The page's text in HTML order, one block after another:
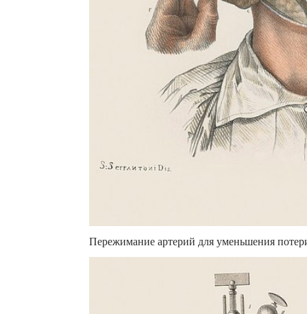
Пережимание артерий для уменьшения